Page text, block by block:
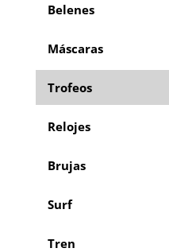
Belenes
Máscaras
Trofeos
Relojes
Brujas
Surf
Tren